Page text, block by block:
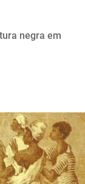
negra em